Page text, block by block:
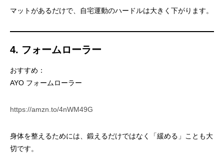
マットがあるだけで、自宅運動のハードルは大きく下がります。
4. フォームローラー
おすすめ：
AYO フォームローラー
https://amzn.to/4nWM49G
身体を整えるためには、鍛えるだけではなく「緩める」ことも大
切です。